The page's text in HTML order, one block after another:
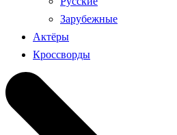
Зарубежные
Актёры
Кроссворды